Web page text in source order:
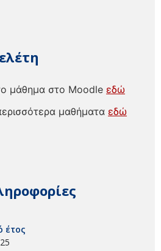
μάθημα στο Moodle εδώ
μαθήματα εδώ
έτος